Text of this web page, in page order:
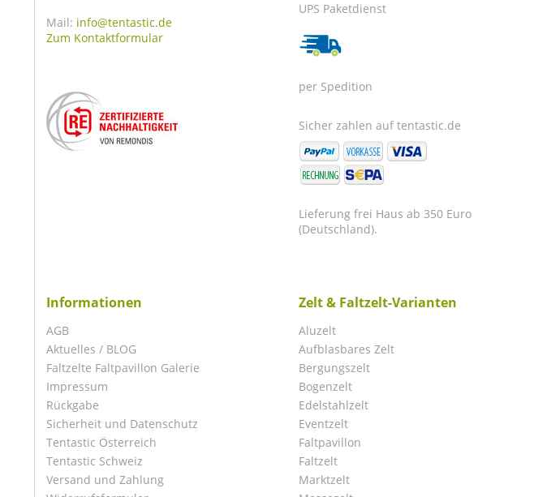
Mail: info@tentastic.de
Zum Kontaktformular
UPS Paketdienst
per Spedition
Sicher zahlen auf tentastic.de
Lieferung frei Haus ab 350 Euro
(Deutschland).
Informationen
AGB
Aktuelles / BLOG
Faltzelte Faltpavillon Galerie
Impressum
Rückgabe
Sicherheit und Datenschutz
Tentastic Österreich
Tentastic Schweiz
Versand und Zahlung
Zelt & Faltzelt-Varianten
Aluzelt
Aufblasbares Zelt
Bergungszelt
Bogenzelt
Edelstahlzelt
Eventzelt
Faltpavillon
Faltzelt
Marktzelt